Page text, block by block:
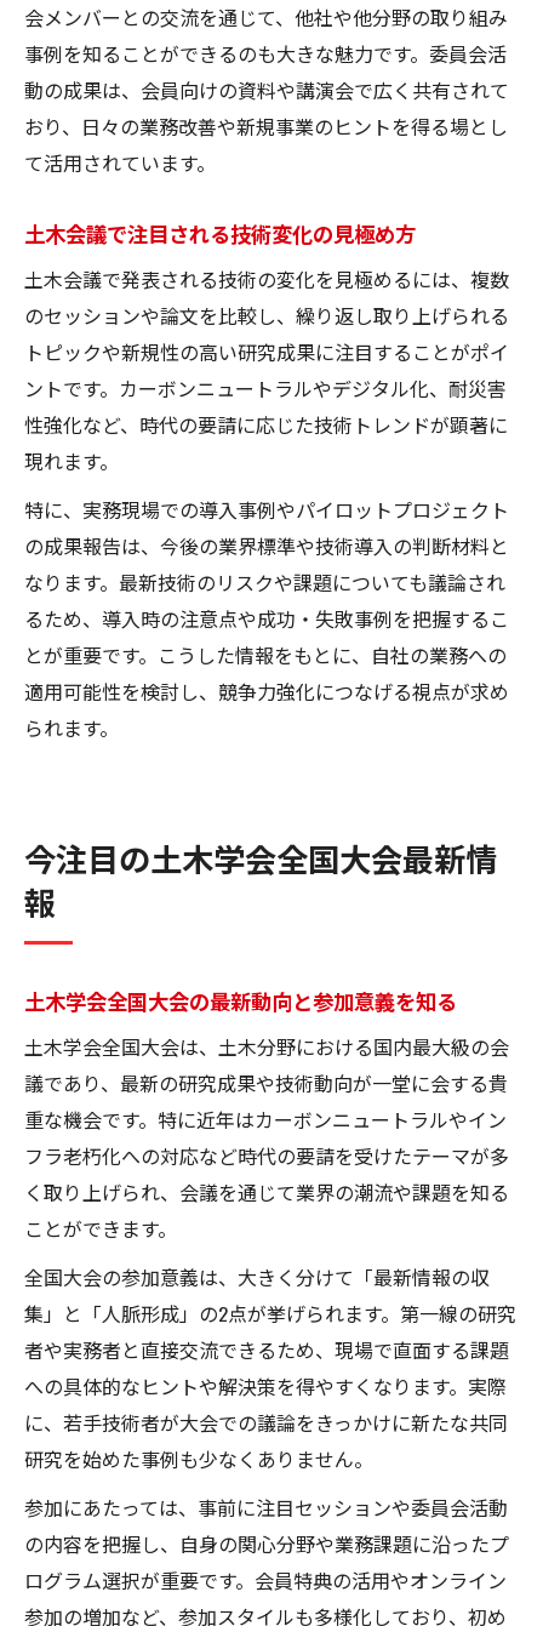
会メンバーとの交流を通じて、他社や他分野の取り組み
事例を知ることができるのも大きな魅力です。委員会活
動の成果は、会員向けの資料や講演会で広く共有されて
おり、日々の業務改善や新規事業のヒントを得る場とし
て活用されています。
土木会議で注目される技術変化の見極め方
土木会議で発表される技術の変化を見極めるには、複数
のセッションや論文を比較し、繰り返し取り上げられる
トピックや新規性の高い研究成果に注目することがポイ
ントです。カーボンニュートラルやデジタル化、耐災害
性強化など、時代の要請に応じた技術トレンドが顕著に
現れます。
特に、実務現場での導入事例やパイロットプロジェクト
の成果報告は、今後の業界標準や技術導入の判断材料と
なります。最新技術のリスクや課題についても議論され
るため、導入時の注意点や成功・失敗事例を把握するこ
とが重要です。こうした情報をもとに、自社の業務への
適用可能性を検討し、競争力強化につなげる視点が求め
られます。
今注目の土木学会全国大会最新情
報
土木学会全国大会の最新動向と参加意義を知る
土木学会全国大会は、土木分野における国内最大級の会
議であり、最新の研究成果や技術動向が一堂に会する貴
重な機会です。特に近年はカーボンニュートラルやイン
フラ老朽化への対応など時代の要請を受けたテーマが多
く取り上げられ、会議を通じて業界の潮流や課題を知る
ことができます。
全国大会の参加意義は、大きく分けて「最新情報の収
集」と「人脈形成」の2点が挙げられます。第一線の研究
者や実務者と直接交流できるため、現場で直面する課題
への具体的なヒントや解決策を得やすくなります。実際
に、若手技術者が大会での議論をきっかけに新たな共同
研究を始めた事例も少なくありません。
参加にあたっては、事前に注目セッションや委員会活動
の内容を把握し、自身の関心分野や業務課題に沿ったプ
ログラム選択が重要です。会員特典の活用やオンライン
参加の増加など、参加スタイルも多様化しており、初め